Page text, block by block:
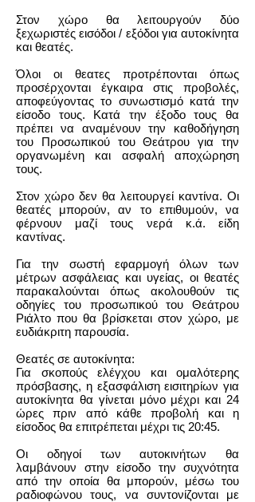
Στον χώρο θα λειτουργούν δύο
ξεχωριστές εισόδοι / εξόδοι για αυτοκίνητα
και θεατές.
Όλοι οι θεατες προτρέπονται όπως
προσέρχονται έγκαιρα στις προβολές,
αποφεύγοντας το συνωστισμό κατά την
είσοδο τους. Κατά την έξοδο τους θα
πρέπει να αναμένουν την καθοδήγηση
του Προσωπικού του Θεάτρου για την
οργανωμένη και ασφαλή αποχώρηση
τους.
Στον χώρο δεν θα λειτουργεί καντίνα. Οι
θεατές μπορούν, αν το επιθυμούν, να
φέρνουν μαζί τους νερά κ.ά. είδη
καντίνας.
Για την σωστή εφαρμογή όλων των
μέτρων ασφάλειας και υγείας, οι θεατές
παρακαλούνται όπως ακολουθούν τις
οδηγίες του προσωπικού του Θεάτρου
Ριάλτο που θα βρίσκεται στον χώρο, με
ευδιάκριτη παρουσία.
Θεατές σε αυτοκίνητα:
Για σκοπούς ελέγχου και ομαλότερης
πρόσβασης, η εξασφάλιση εισιτηρίων για
αυτοκίνητα θα γίνεται μόνο μέχρι και 24
ώρες πριν από κάθε προβολή και η
είσοδος θα επιτρέπεται μέχρι τις 20:45.
Οι οδηγοί των αυτοκινήτων θα
λαμβάνουν στην είσοδο την συχνότητα
από την οποία θα μπορούν, μέσω του
ραδιοφώνου τους, να συντονίζονται με